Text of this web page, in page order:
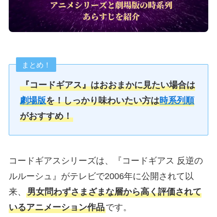
まとめ！
『コードギアス』はおおまかに見たい場合は
劇場版を！しっかり味わいたい方は時系列順
がおすすめ！
コードギアスシリーズは、『コードギアス 反逆の
ルルーシュ』がテレビで2006年に公開されて以
来、 男女問わずさまざまな層から高く評価されて
いるアニメーション作品です。